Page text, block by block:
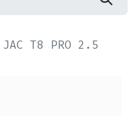
JAC T8 PRO 2.5